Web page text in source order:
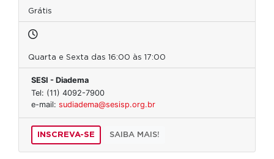
Grátis
Quarta e Sexta das 16:00 às 17:00
SESI - Diadema
Tel: (11) 4092-7900
e-mail: sudiadema@sesisp.org.br
INSCREVA-SE SAIBA MAIS!